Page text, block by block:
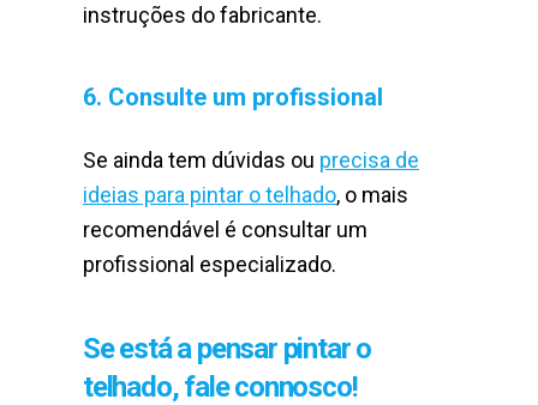
instruções do fabricante.
6. Consulte um profissional
Se ainda tem dúvidas ou precisa de
ideias para pintar o telhado, o mais
recomendável é consultar um
profissional especializado.
Se está a pensar pintar o
telhado, fale connosco!